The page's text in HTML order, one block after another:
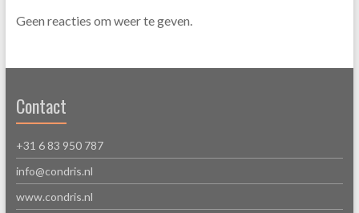
Geen reacties om weer te geven.
Contact
+31 6 83 950 787
info@condris.nl
www.condris.nl